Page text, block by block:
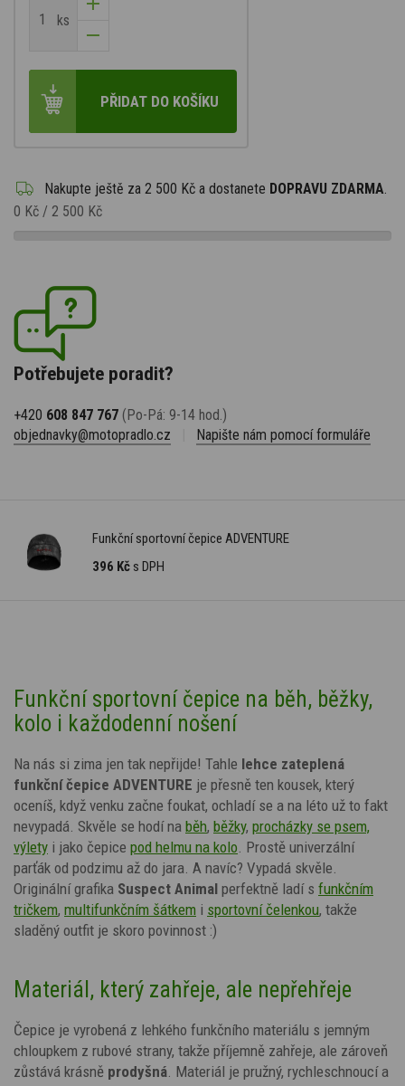
ks
PŘIDAT DO KOŠÍKU
Nakupte ještě za 2 500 Kč a dostanete DOPRAVU ZDARMA
0 Kč / 2 500 Kč
Potřebujete poradit?
+420 608 847 767 (Po-Pá: 9-14 hod.)
objednavky@motopradlo.cz
Napište nám pomocí formuláře
Funkční sportovní čepice ADVENTURE
396 Kčs DPH
Funkční sportovní čepice na běh, běžky,
kolo i každodenní nošení
Na nás si zima jen tak nepřijde! Tahle lehce zateplená
funkční čepice ADVENTURE je přesně ten kousek, který
oceníš, když venku začne foukat, ochladí se a na léto už to fakt
nevypadá. Skvěle se hodí na běh, běžky, procházky se psem,
výlety i jako čepice pod helmu na kolo . Prostě univerzální
parťák od podzimu až do jara. A navíc? Vypadá skvěle.
Originální grafika Suspect Animal perfektně ladí s funkčním
tričkem, multifunkčním šátkem i sportovní čelenkou, takže
sladěný outfit je skoro povinnost :)
Materiál, který zahřeje, ale nepřehřeje
Čepice je vyrobená z lehkého funkčního materiálu s jemným
chloupkem z rubové strany, takže příjemně zahřeje, ale zároveň
zůstává krásně prodyšná . Materiál je pružný, rychleschnoucí a